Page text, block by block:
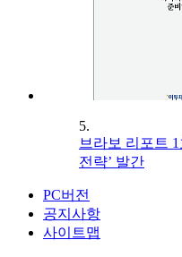
5.
브라보 리포트
전략’ 발간
PC버전
공지사항
사이트맵